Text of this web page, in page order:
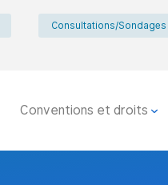
Consultations/Sondages
Conventions et droits